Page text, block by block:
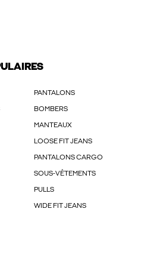
PANTALONS
BOMBERS
MANTEAUX
LOOSE FIT JEANS
PANTALONS CARGO
SOUS-VÊTEMENTS
PULLS
WIDE FIT JEANS